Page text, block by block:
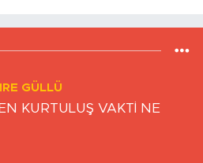
GÜLLÜ
KURTULUŞ VAKTİ NE